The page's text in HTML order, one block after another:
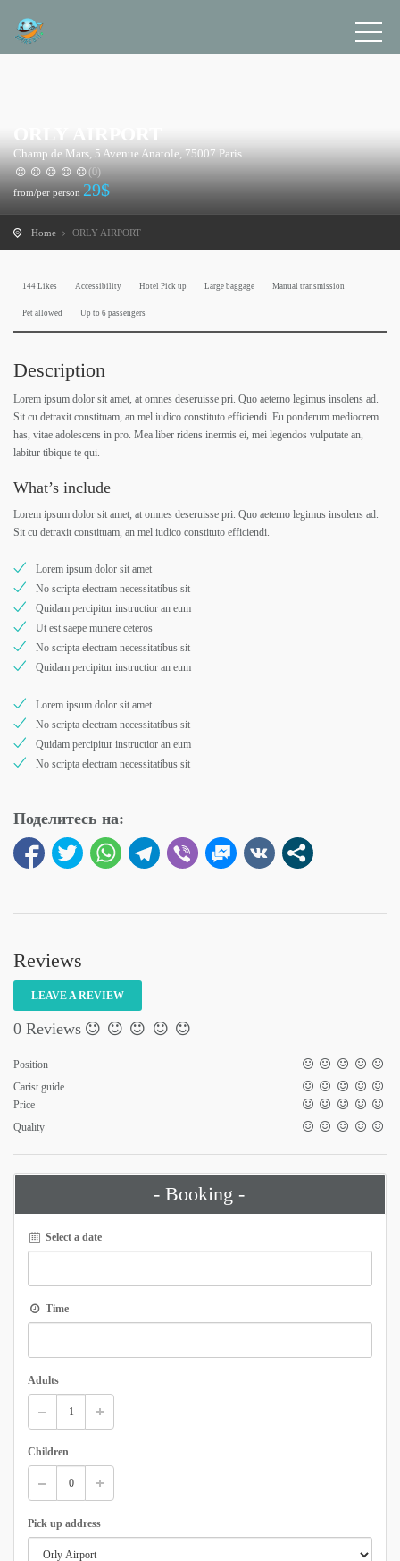
ORLY AIRPORT
Champ de Mars, 5 Avenue Anatole, 75007 Paris
(0)
from/per person 29$
Home ORLY AIRPORT
144 Likes Accessibility Hotel Pick up Large baggage Manual transmission
Pet allowed Up to 6 passengers
Description
Lorem ipsum dolor sit amet, at omnes deseruisse pri. Quo aeterno legimus insolens ad.
Sit cu detraxit constituam, an mel iudico constituto efficiendi. Eu ponderum mediocrem
has, vitae adolescens in pro. Mea liber ridens inermis ei, mei legendos vulputate an,
labitur tibique te qui.
What’s include
Lorem ipsum dolor sit amet, at omnes deseruisse pri. Quo aeterno legimus insolens ad.
Sit cu detraxit constituam, an mel iudico constituto efficiendi.
Lorem ipsum dolor sit amet
No scripta electram necessitatibus sit
Quidam percipitur instructior an eum
Ut est saepe munere ceteros
No scripta electram necessitatibus sit
Quidam percipitur instructior an eum
Lorem ipsum dolor sit amet
No scripta electram necessitatibus sit
Quidam percipitur instructior an eum
No scripta electram necessitatibus sit
Поделитесь на:
Reviews
LEAVE A REVIEW
0 Reviews
Position
Carist guide
Price
Quality
- Booking -
Select a date
Time
Adults
Children
Pick up address